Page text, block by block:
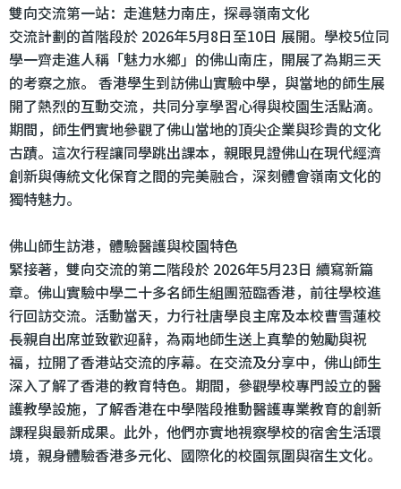
雙向交流第一站：走進魅力南庄，探尋嶺南文化
交流計劃的首階段於 2026年5月8日至10日 展開。學校5位同
學一齊走進人稱「魅力水鄉」的佛山南庄，開展了為期三天
的考察之旅。 香港學生到訪佛山實驗中學，與當地的師生展
開了熱烈的互動交流，共同分享學習心得與校園生活點滴。
期間，師生們實地參觀了佛山當地的頂尖企業與珍貴的文化
古蹟。這次行程讓同學跳出課本，親眼見證佛山在現代經濟
創新與傳統文化保育之間的完美融合，深刻體會嶺南文化的
獨特魅力。
佛山師生訪港，體驗醫護與校園特色
緊接著，雙向交流的第二階段於 2026年5月23日 續寫新篇
章。佛山實驗中學二十多名師生組團蒞臨香港，前往學校進
行回訪交流。活動當天，力行社唐學良主席及本校曹雪蓮校
長親自出席並致歡迎辭，為兩地師生送上真摯的勉勵與祝
福，拉開了香港站交流的序幕。在交流及分享中，佛山師生
深入了解了香港的教育特色。期間，參觀學校專門設立的醫
護教學設施，了解香港在中學階段推動醫護專業教育的創新
課程與最新成果。此外，他們亦實地視察學校的宿舍生活環
境，親身體驗香港多元化、國際化的校園氛圍與宿生文化。